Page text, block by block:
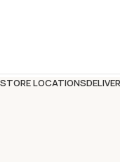
STORE LOCATIONS